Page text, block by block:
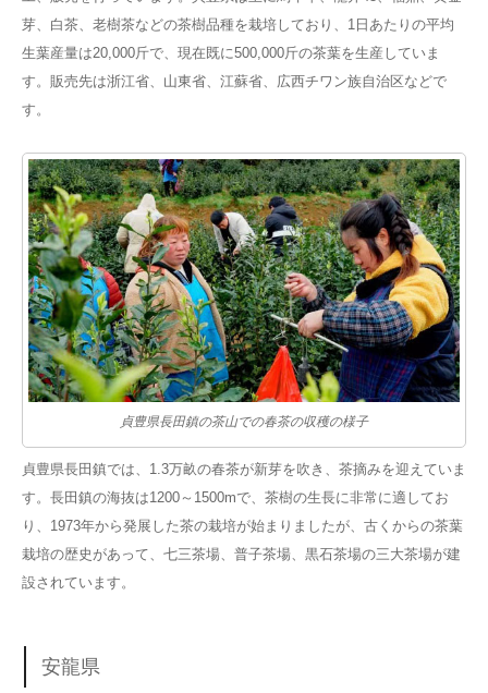
芽、白茶、老樹茶などの茶樹品種を栽培しており、1日あたりの平均
生葉産量は20,000斤で、現在既に500,000斤の茶葉を生産していま
す。販売先は浙江省、山東省、江蘇省、広西チワン族自治区などで
す。
貞豊県長田鎮の茶山での春茶の収穫の様子
貞豊県長田鎮では、1.3万畝の春茶が新芽を吹き、茶摘みを迎えていま
す。長田鎮の海抜は1200～1500mで、茶樹の生長に非常に適してお
り、1973年から発展した茶の栽培が始まりましたが、古くからの茶葉
栽培の歴史があって、七三茶場、普子茶場、黒石茶場の三大茶場が建
設されています。
安龍県